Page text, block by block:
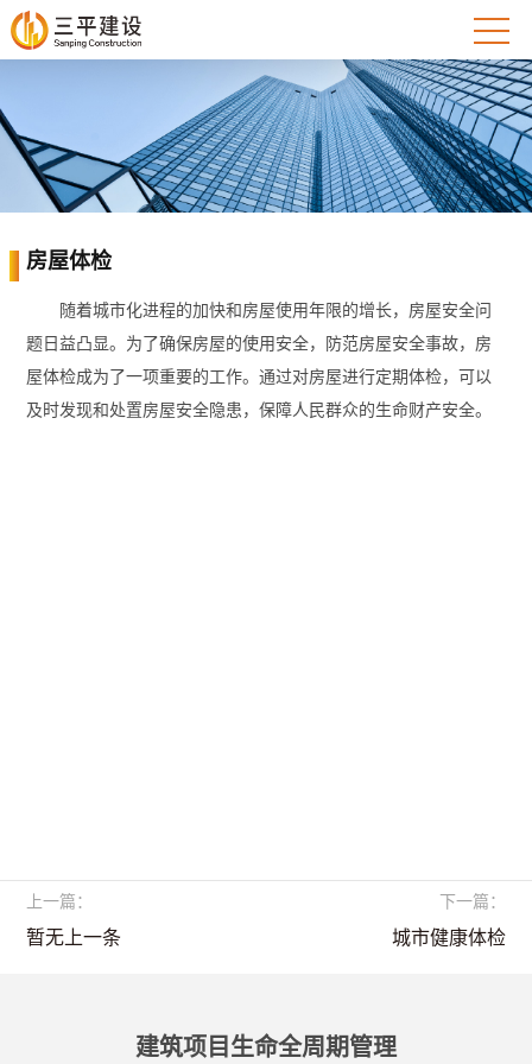
房屋体检
随着城市化进程的加快和房屋使用年限的增长，房屋安全问
题日益凸显。为了确保房屋的使用安全，防范房屋安全事故，房
屋体检成为了一项重要的工作。通过对房屋进行定期体检，可以
及时发现和处置房屋安全隐患，保障人民群众的生命财产安全。
上一篇：
暂无上一条
下一篇：
城市健康体检
建筑项目生命全周期管理